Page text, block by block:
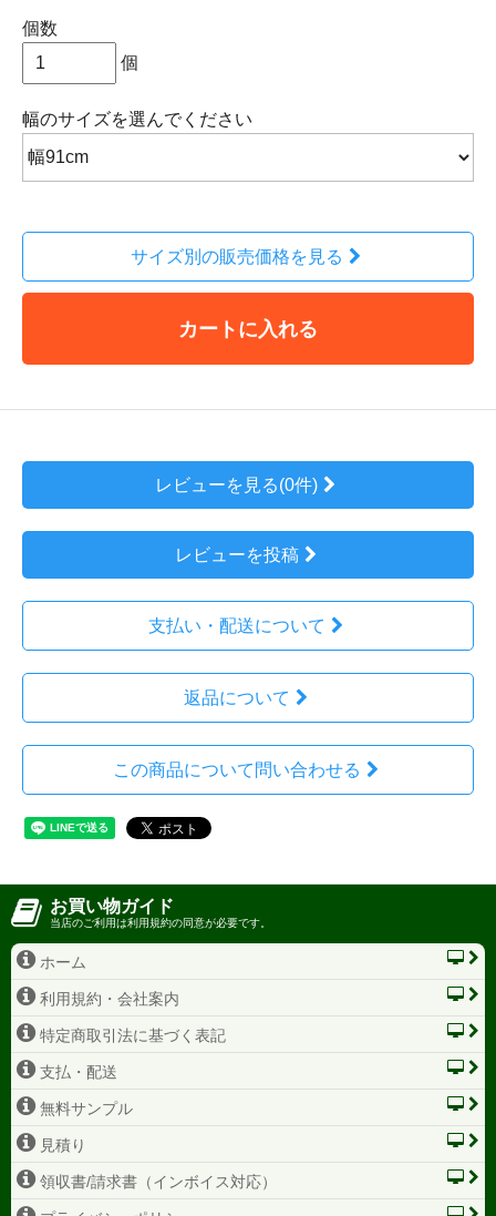
個数
個
幅のサイズを選んでください
サイズ別の販売価格を見る
カートに入れる
レビューを見る(0件)
レビューを投稿
支払い・配送について
返品について
この商品について問い合わせる
お買い物ガイド
当店のご利用は利用規約の同意が必要です。
ホーム
利用規約・会社案内
特定商取引法に基づく表記
支払・配送
無料サンプル
見積り
領収書/請求書（インボイス対応）